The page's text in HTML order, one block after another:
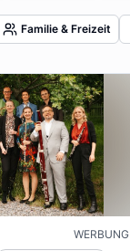
Familie & Freizeit
WERBUNG